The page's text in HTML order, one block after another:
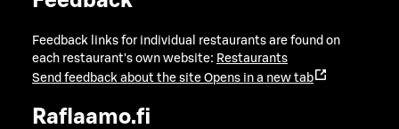
Feedback links for individual restaurants are found on
each restaurant's own website: Restaurants
Send feedback about the site Opens in a new tab
Raflaamo.fi